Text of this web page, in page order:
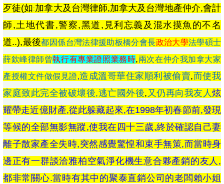
歹徒(如:加拿大及台灣律師,加拿大及台灣地產仲介,會計
師,土地代書,警察,黑道,見利忘義及混水摸魚的不名
道..),最後都因係台灣法律援助板橋分會長政治大學法學碩士
薛欽峰律師曾執行有專業證照業務時,兩次在仲介我加拿大家
產授權文件做假見證,造成溫哥華住家順利被偷賣,而使我
家庭致此完全被破壞後,逃亡國外後, 又仍再向我友人炫
耀帶走近億財產,從此躲藏起來,在1998年初春節前,發現
等候的全部無影無蹤,使我在四十三歲,終於確認自己妻
離子散家產全失時,突然感覺驚惶和束手無策,而當時身
邊正有一群談洽雅柏空氣淨化機生意合夥產銷的友人 ,
都非常關心.當時有其中的聚泰直銷公司的老闆賴小姐